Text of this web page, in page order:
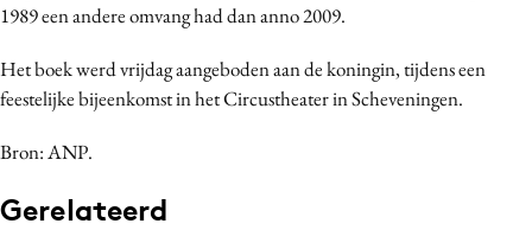
Purpose Marketing
1989 een andere omvang had dan anno 2009.
Het boek werd vrijdag aangeboden aan de koningin, tijdens een
feestelijke bijeenkomst in het Circustheater in Scheveningen.
Bron: ANP.
Gerelateerd